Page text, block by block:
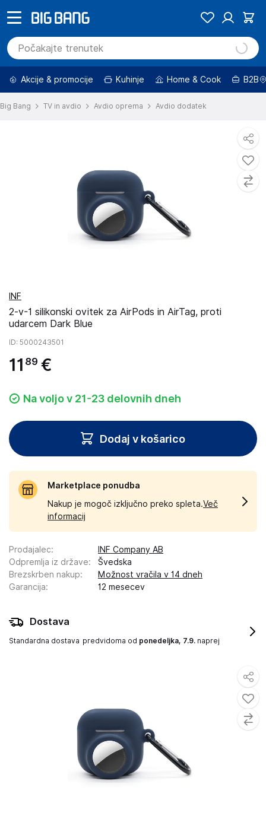
Akcije & promocije Kuhinje Home & Cook B2B
Big Bang TV in avdio Avdio oprema Avdio dodatek
INF
2-v-1 silikonski ovitek za AirPods in AirTag, proti
udarcem Dark Blue
ID: 5000243501
11 89 €
Na voljo v 21-23 delovnih dneh
Dodaj v košarico
Marketplace ponudba
Nakup je mogoč izključno preko spleta.Več
informacij
Prodajalec:
INF Company AB
Odpremlja iz države:
Švedska
Brezskrben nakup:
Možnost vračila v 14 dneh
Garancija: 12 mesecev
Dostava
Standardna dostava predvidoma od ponedeljka, 7.9. naprej